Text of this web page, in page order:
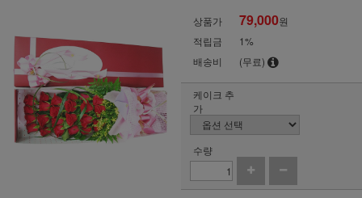
상품가 79,000원
적립금
1%
배송비
(무료)
케이크 추
가
수량